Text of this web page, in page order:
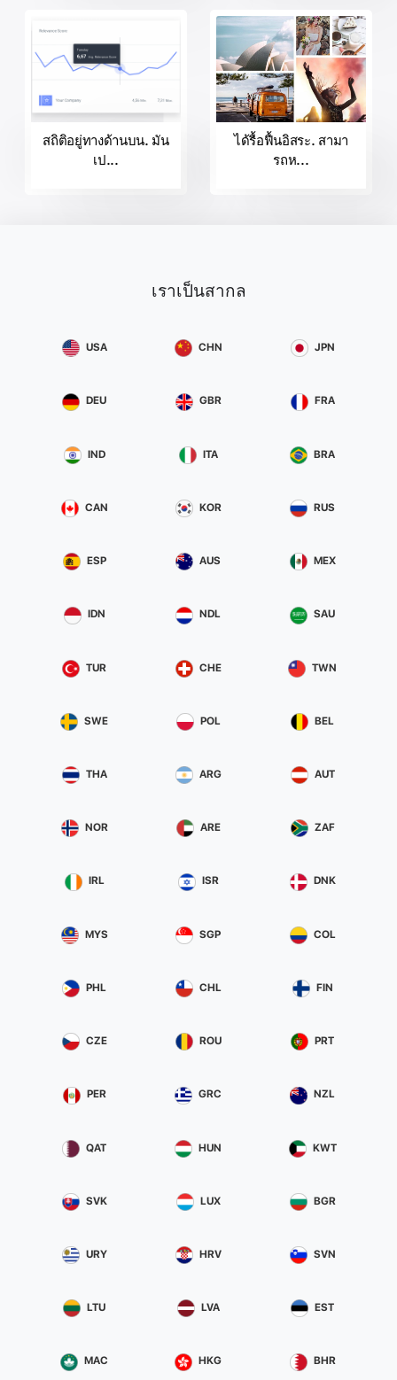
สถิติอยู่ทางด้านบน. มัน
เป...
ได้รื้อฟื้นอิสระ. สามา
รถห...
เราเป็นสากล
USA CHN JPN
DEU GBR FRA
IND ITA BRA
CAN KOR RUS
ESP AUS MEX
IDN NDL SAU
TUR CHE TWN
SWE POL BEL
THA ARG AUT
NOR ARE ZAF
IRL ISR DNK
MYS SGP COL
PHL CHL FIN
CZE ROU PRT
PER GRC NZL
QAT HUN KWT
SVK LUX BGR
URY HRV SVN
LTU LVA EST
MAC HKG BHR